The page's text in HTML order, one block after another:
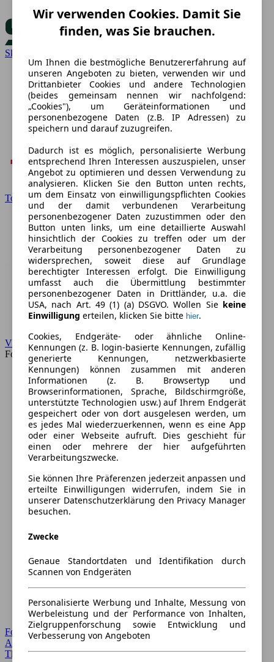
Skoda
Toyota
VW
Forum
Forum Startseite
Alle Auto-Foren
Themen-Forum
Wir verwenden Cookies. Damit Sie
finden, was Sie brauchen.
Um Ihnen die bestmögliche Benutzererfahrung auf
unseren Angeboten zu bieten, verwenden wir und
Drittanbieter Cookies und andere Technologien
(beides gemeinsam nennen wir nachfolgend:
„Cookies"), um Geräteinformationen und
personenbezogene Daten (z.B. IP Adressen) zu
speichern und darauf zuzugreifen.
Dadurch ist es möglich, personalisierte Werbung
entsprechend Ihren Interessen auszuspielen, unser
Angebot zu optimieren und dessen Verwendung zu
analysieren. Klicken Sie den Button unten rechts,
um dem Einsatz von einwilligungspflichten Cookies
und der damit verbundenen Verarbeitung
personenbezogener Daten zuzustimmen oder den
Button unten links, um eine detaillierte Auswahl
hinsichtlich der Cookies zu treffen oder um der
Verarbeitung personenbezogener Daten zu
widersprechen, soweit diese auf Grundlage
berechtigter Interessen erfolgt. Die Einwilligung
umfasst auch die Übermittlung bestimmter
personenbezogener Daten in Drittländer, u.a. die
USA, nach Art. 49 (1) (a) DSGVO. Wollen Sie keine
Einwilligung erteilen, klicken Sie bitte hier.
Cookies, Endgeräte- oder ähnliche Online-
Kennungen (z. B. login-basierte Kennungen, zufällig
generierte Kennungen, netzwerkbasierte
Kennungen) können zusammen mit anderen
Informationen (z. B. Browsertyp und
Browserinformationen, Sprache, Bildschirmgröße,
unterstützte Technologien usw.) auf Ihrem Endgerät
gespeichert oder von dort ausgelesen werden, um
es jedes Mal wiederzuerkennen, wenn es eine App
oder einer Webseite aufruft. Dies geschieht für
einen oder mehrere der hier aufgeführten
Verarbeitungszwecke.
Sie können Ihre Präferenzen jederzeit anpassen und
erteilte Einwilligungen widerrufen, indem Sie in
unserer Datenschutzerklärung den Privacy Manager
besuchen.
Zwecke
Genaue Standortdaten und Identifikation durch
Scannen von Endgeräten
Personalisierte Werbung und Inhalte, Messung von
Werbeleistung und der Performance von Inhalten,
Zielgruppenforschung sowie Entwicklung und
Verbesserung von Angeboten